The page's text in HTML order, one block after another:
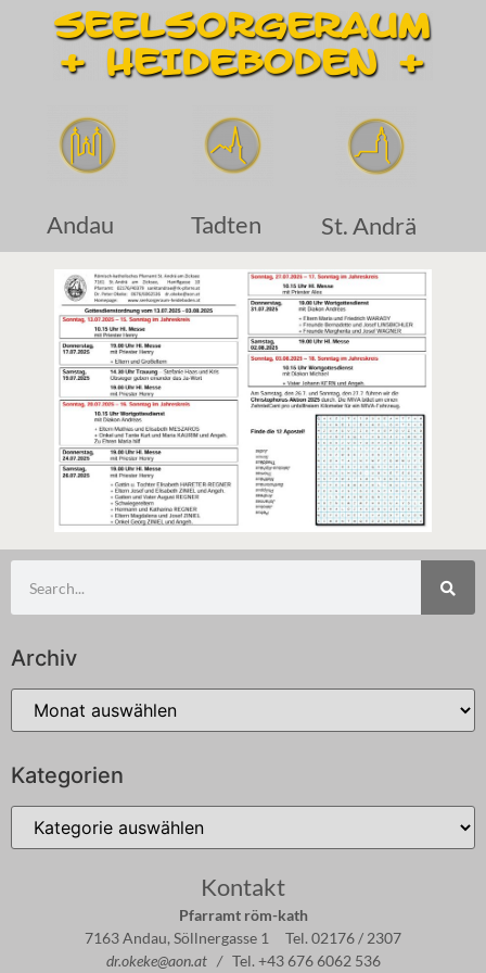
Andau Tadten St. Andrä
Archiv
Kategorien
Kontakt
Pfarramt röm-kath
7163 Andau, Söllnergasse 1 Tel. 02176 / 2307
dr.okeke@aon.at / Tel. +43 676 6062 536